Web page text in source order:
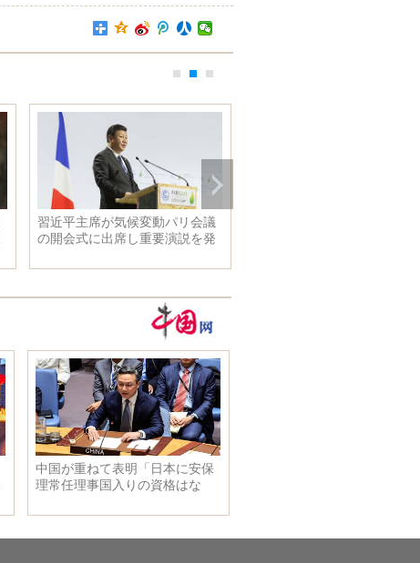
習近平主席が気候変動パリ会議
の開会式に出席し重要演説を発
協力し、協力・ウィンウィン、
ンス体制を手を携えて構築する